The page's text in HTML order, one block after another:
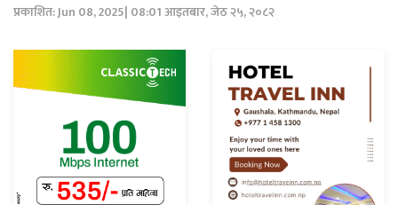
प्रकाशित: Jun 08, 2025| 08:01 आइतबार, जेठ २५, २०८२